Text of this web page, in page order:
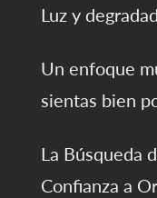
Luz y
Un enfoque
sientas bien
La Búsqueda
Confianza a